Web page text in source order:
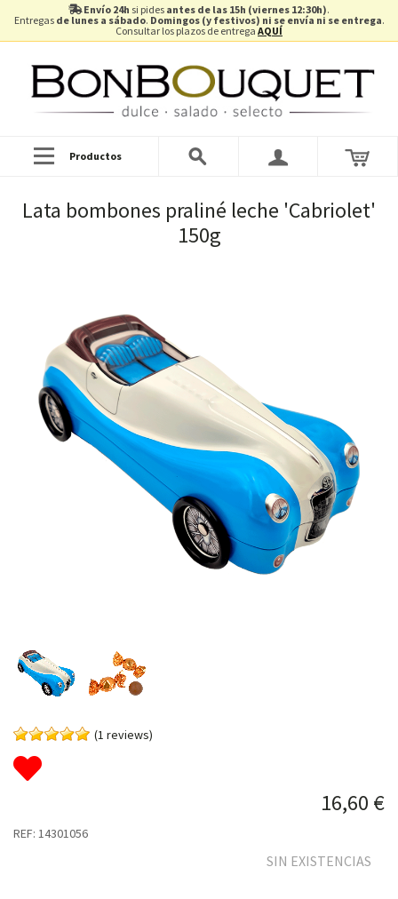
Envío 24h si pides antes de las 15h (viernes 12:30h).
Entregas de lunes a sábado. Domingos (y festivos) ni se envía ni se entrega.
Consultar los plazos de entrega AQUÍ
Productos
Lata bombones praliné leche 'Cabriolet'
150g
(1 reviews)
16,60 €
REF: 14301056
SIN EXISTENCIAS